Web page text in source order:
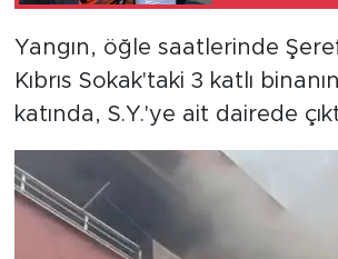
Yangın, öğle saatlerinde
Kıbrıs Sokak'taki 3 katlı
katında, S.Y.'ye ait dairede